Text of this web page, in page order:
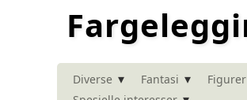
Diverse ▾ Fantasi ▾ Figurer